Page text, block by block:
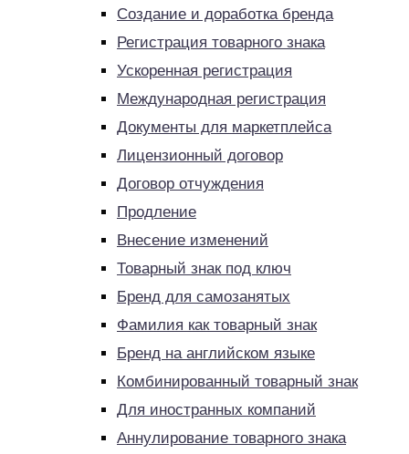
Создание и доработка бренда
Регистрация товарного знака
Ускоренная регистрация
Международная регистрация
Документы для маркетплейса
Лицензионный договор
Договор отчуждения
Продление
Внесение изменений
Товарный знак под ключ
Бренд для самозанятых
Фамилия как товарный знак
Бренд на английском языке
Комбинированный товарный знак
Для иностранных компаний
Аннулирование товарного знака